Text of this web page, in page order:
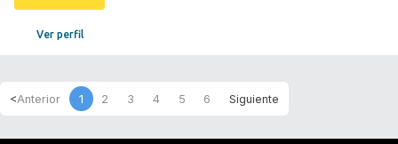
Ver perfil
1 2 3 4 5 6